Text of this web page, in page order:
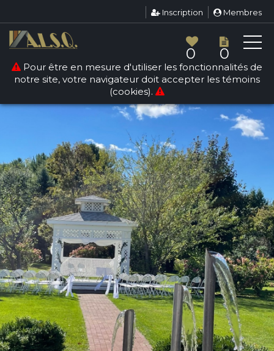
Inscription Membres
0 0
Pour être en mesure d'utiliser les fonctionnalités de
notre site, votre navigateur doit accepter les témoins
(cookies).